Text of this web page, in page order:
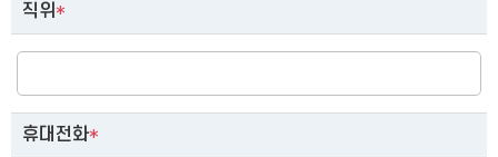
직위*
휴대전화*